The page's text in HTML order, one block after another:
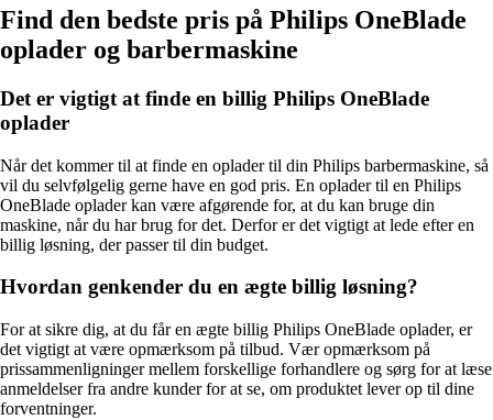
Find den bedste pris på Philips OneBlade
oplader og barbermaskine
Det er vigtigt at finde en billig Philips OneBlade
oplader
Når det kommer til at finde en oplader til din Philips barbermaskine, så
vil du selvfølgelig gerne have en god pris. En oplader til en Philips
OneBlade oplader kan være afgørende for, at du kan bruge din
maskine, når du har brug for det. Derfor er det vigtigt at lede efter en
billig løsning, der passer til din budget.
Hvordan genkender du en ægte billig løsning?
For at sikre dig, at du får en ægte billig Philips OneBlade oplader, er
det vigtigt at være opmærksom på tilbud. Vær opmærksom på
prissammenligninger mellem forskellige forhandlere og sørg for at læse
anmeldelser fra andre kunder for at se, om produktet lever op til dine
forventninger.